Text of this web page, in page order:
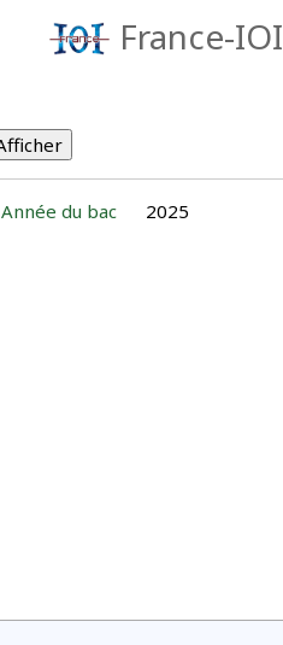
France-IOI
Année du bac 2025